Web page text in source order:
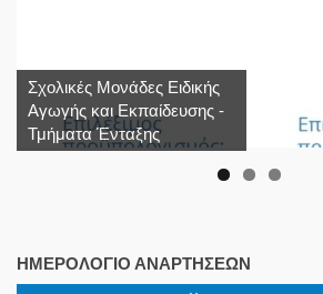
Σχολικές Μονάδες Ειδικής
Αγωγής και Εκπαίδευσης -
Τμήματα Ένταξης
ΗΜΕΡΟΛΌΓΙΟ ΑΝΑΡΤΉΣΕΩΝ